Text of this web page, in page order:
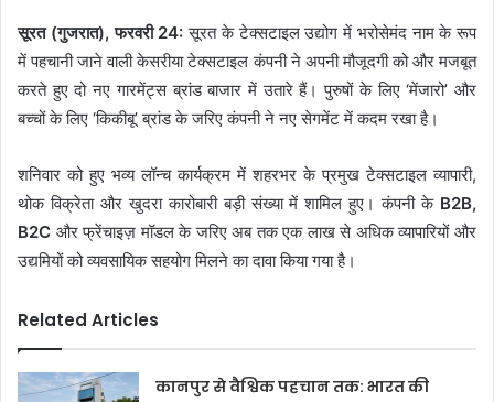
सूरत (गुजरात), फरवरी 24: सूरत के टेक्सटाइल उद्योग में भरोसेमंद नाम के रूप
में पहचानी जाने वाली केसरीया टेक्सटाइल कंपनी ने अपनी मौजूदगी को और मजबूत
करते हुए दो नए गारमेंट्स ब्रांड बाजार में उतारे हैं। पुरुषों के लिए ‘मेंजारो’ और
बच्चों के लिए ‘किकीबू’ ब्रांड के जरिए कंपनी ने नए सेगमेंट में कदम रखा है।
शनिवार को हुए भव्य लॉन्च कार्यक्रम में शहरभर के प्रमुख टेक्सटाइल व्यापारी,
थोक विक्रेता और खुदरा कारोबारी बड़ी संख्या में शामिल हुए। कंपनी के B2B,
B2C और फ्रेंचाइज़ मॉडल के जरिए अब तक एक लाख से अधिक व्यापारियों और
उद्यमियों को व्यवसायिक सहयोग मिलने का दावा किया गया है।
Related Articles
कानपुर से वैश्विक पहचान तक: भारत की